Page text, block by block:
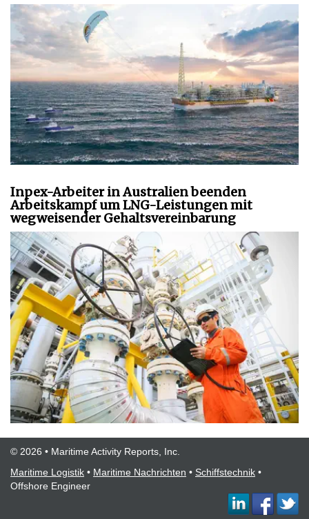
Inpex-Arbeiter in Australien beenden
Arbeitskampf um LNG-Leistungen mit
wegweisender Gehaltsvereinbarung
© 2026 • Maritime Activity Reports, Inc.
Maritime Logistik • Maritime Nachrichten • Schiffstechnik •
Offshore Engineer